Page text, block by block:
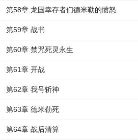
第58章 龙国幸存者们德米勒的愤怒
第59章 战书
第60章 禁咒死灵永生
第61章 开战
第62章 我号斩神
第63章 德米勒死
第64章 战后清算